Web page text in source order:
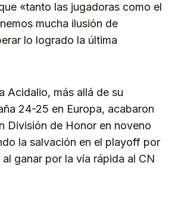
«tanto las jugadoras como el
mucha ilusión de
lo logrado la última
Acidalio, más allá de su
24-25 en Europa, acabaron
División de Honor en noveno
la salvación en el playoff por
ganar por la vía rápida al CN